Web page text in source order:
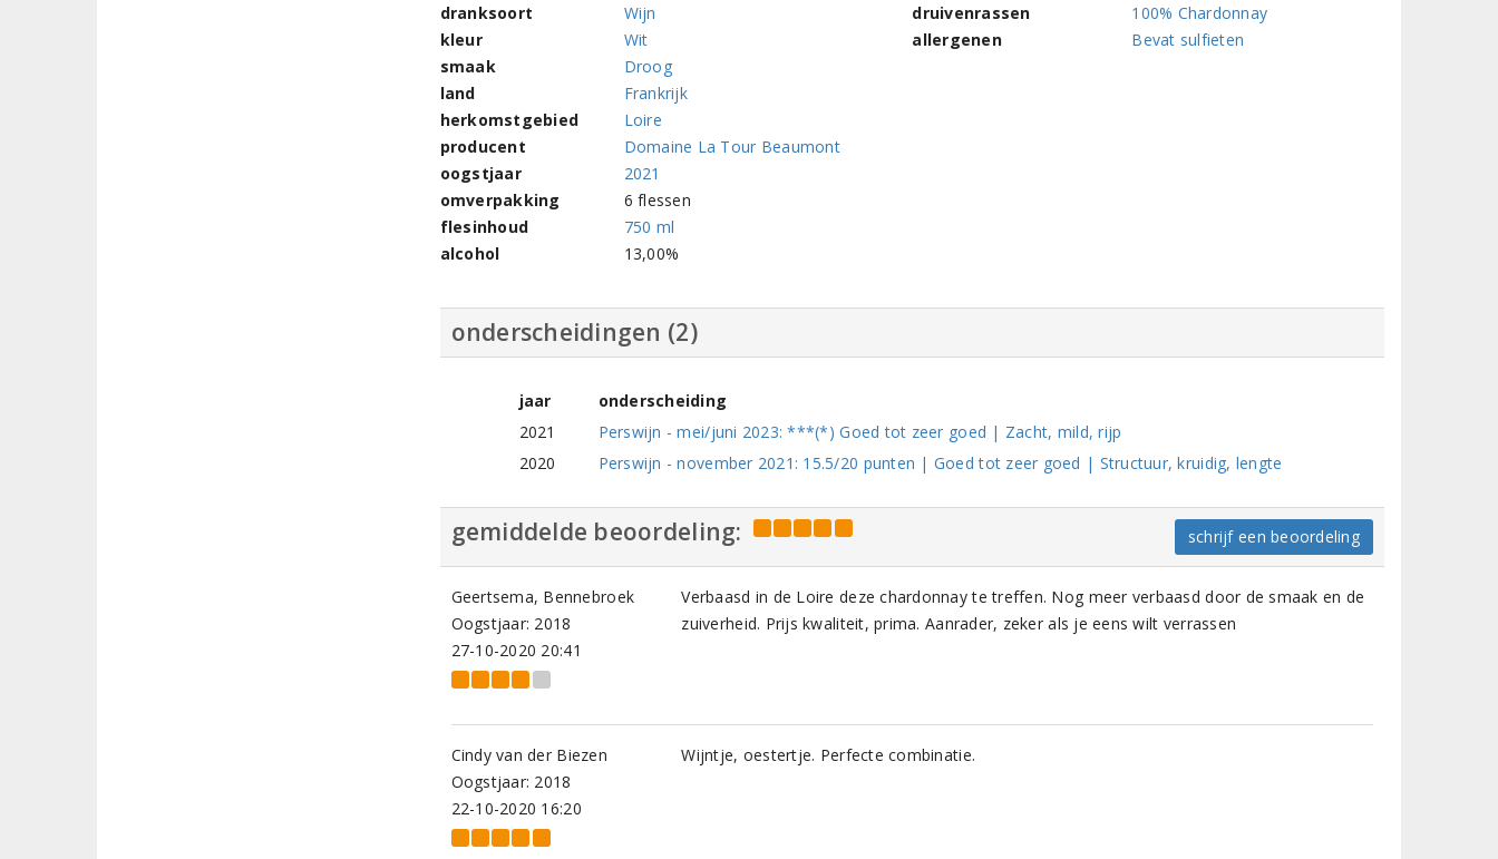
dranksoort
Wijn
kleur
Wit
smaak
Droog
land
Frankrijk
herkomstgebied
Loire
producent
Domaine La Tour Beaumont
oogstjaar
2021
omverpakking
6 flessen
flesinhoud
750 ml
alcohol
13,00%
druivenrassen
100% Chardonnay
allergenen
Bevat sulfieten
onderscheidingen (2)
jaar
onderscheiding
2021
Perswijn - mei/juni 2023: ***(*) Goed tot zeer goed | Zacht, mild, rijp
2020
Perswijn - november 2021: 15.5/20 punten | Goed tot zeer goed | Structuur, kruidig, lengte
gemiddelde beoordeling: schrijf een beoordeling
Geertsema, Bennebroek
Oogstjaar: 2018
27-10-2020 20:41
Verbaasd in de Loire deze chardonnay te treffen. Nog meer verbaasd door de smaak en de
zuiverheid. Prijs kwaliteit, prima. Aanrader, zeker als je eens wilt verrassen
Cindy van der Biezen
Oogstjaar: 2018
22-10-2020 16:20
Wijntje, oestertje. Perfecte combinatie.